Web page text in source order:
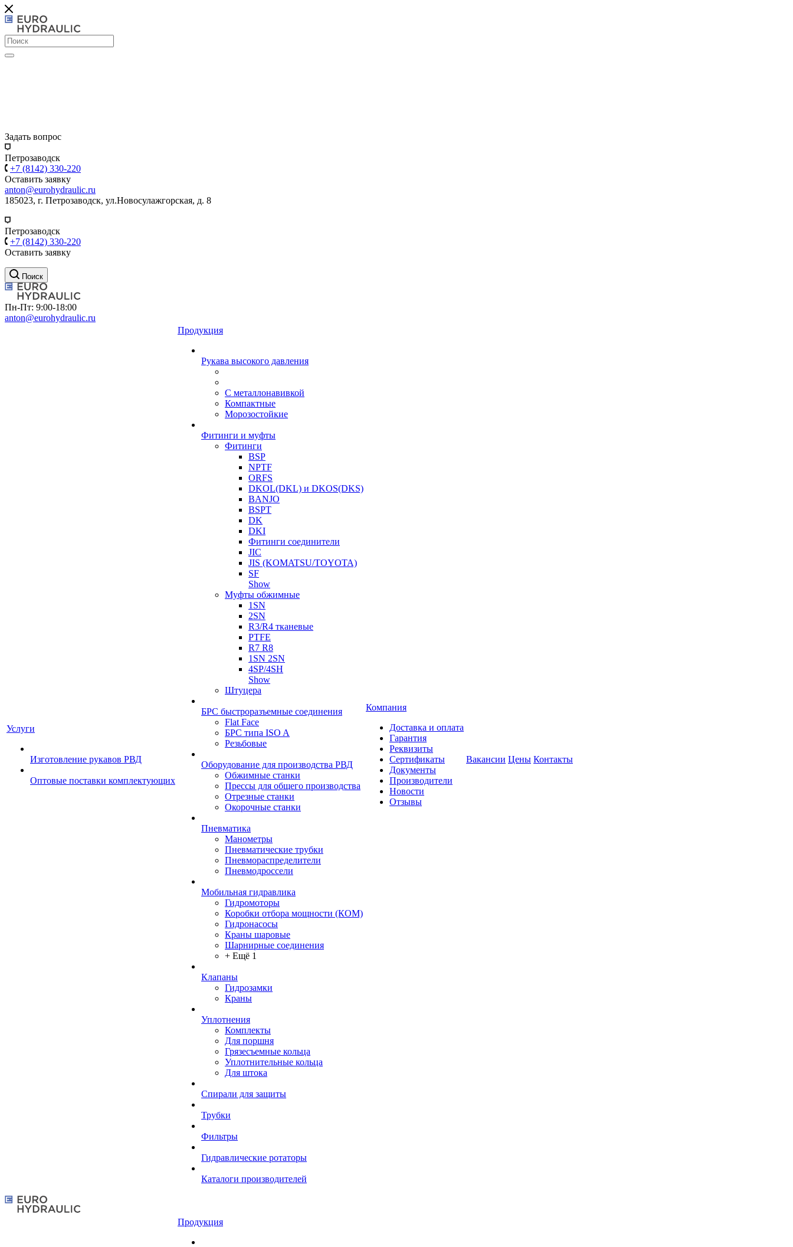
Задать вопрос
Петрозаводск
+7 (8142) 330-220
Оставить заявку
anton@eurohydraulic.ru
185023, г. Петрозаводск, ул.Новосулажгорская, д. 8
Петрозаводск
+7 (8142) 330-220
Оставить заявку
Поиск
Пн-Пт: 9:00-18:00
anton@eurohydraulic.ru
Услуги
Изготовление рукавов РВД
Оптовые поставки комплектующих
Продукция
Рукава высокого давления
С металлонавивкой
Компактные
Морозостойкие
Фитинги и муфты
Фитинги
BSP
NPTF
ORFS
DKOL(DKL) и DKOS(DKS)
BANJO
BSPT
DK
DKI
Фитинги соединители
JIC
JIS (KOMATSU/TOYOTA)
SF
Show
Муфты обжимные
1SN
2SN
R3/R4 тканевые
PTFE
R7 R8
1SN 2SN
4SP/4SH
Show
Штуцера
БРС быстроразъемные соединения
Flat Face
БРС типа ISO A
Резьбовые
Оборудование для производства РВД
Обжимные станки
Прессы для общего производства
Отрезные станки
Окорочные станки
Пневматика
Манометры
Пневматические трубки
Пневмораспределители
Пневмодроссели
Мобильная гидравлика
Гидромоторы
Коробки отбора мощности (КОМ)
Гидронасосы
Краны шаровые
Шарнирные соединения
+ Ещё 1
Клапаны
Гидрозамки
Краны
Уплотнения
Комплекты
Для поршня
Грязесъемные кольца
Уплотнительные кольца
Для штока
Спирали для защиты
Трубки
Фильтры
Гидравлические ротаторы
Каталоги производителей
Компания
Доставка и оплата
Гарантия
Реквизиты
Сертификаты
Документы
Производители
Новости
Отзывы
Вакансии Цены Контакты
Продукция